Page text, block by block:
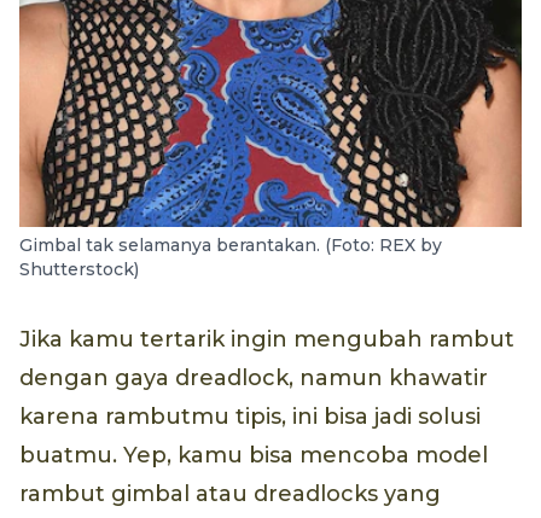
Gimbal tak selamanya berantakan. (Foto: REX by
Shutterstock)
Jika kamu tertarik ingin mengubah rambut
dengan gaya dreadlock, namun khawatir
karena rambutmu tipis, ini bisa jadi solusi
buatmu. Yep, kamu bisa mencoba model
rambut gimbal atau dreadlocks yang